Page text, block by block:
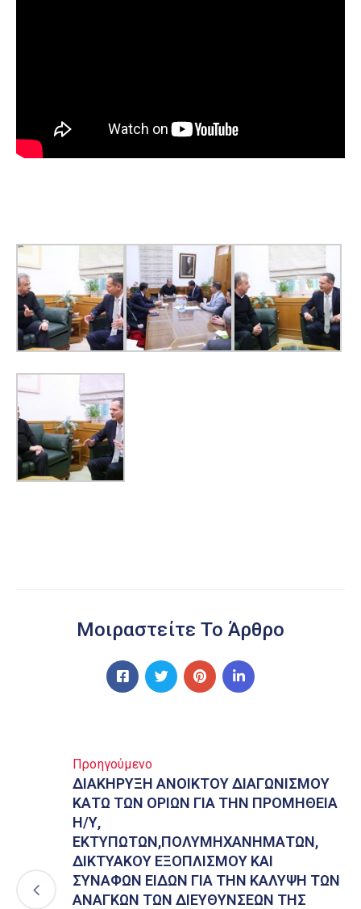
Μοιραστείτε Το Άρθρο
Προηγούμενο
ΔΙΑΚΗΡΥΞΗ ΑΝΟΙΚΤΟΥ ΔΙΑΓΩΝΙΣΜΟΥ
ΚΑΤΩ ΤΩΝ ΟΡΙΩΝ ΓΙΑ ΤΗΝ ΠΡΟΜΗΘΕΙΑ
Η/Υ,
ΕΚΤΥΠΩΤΩΝ,ΠΟΛΥΜΗΧΑΝΗΜΑΤΩΝ,
ΔΙΚΤΥΑΚΟΥ ΕΞΟΠΛΙΣΜΟΥ ΚΑΙ
ΣΥΝΑΦΩΝ ΕΙΔΩΝ ΓΙΑ ΤΗΝ ΚΑΛΥΨΗ ΤΩΝ
ΑΝΑΓΚΩΝ ΤΩΝ ΔΙΕΥΘΥΝΣΕΩΝ ΤΗΣ